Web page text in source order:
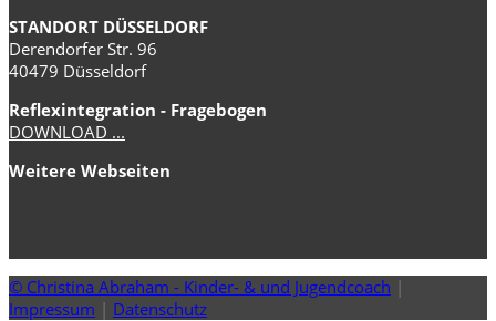
STANDORT DÜSSELDORF
Derendorfer Str. 96
40479 Düsseldorf
Reflexintegration - Fragebogen
DOWNLOAD ...
Weitere Webseiten
© Christina Abraham - Kinder- & und Jugendcoach |
Impressum | Datenschutz